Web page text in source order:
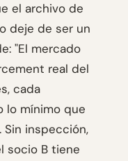
el archivo de
deje de ser un
"El mercado
real del
cada
lo mínimo que
Sin inspección,
socio B tiene